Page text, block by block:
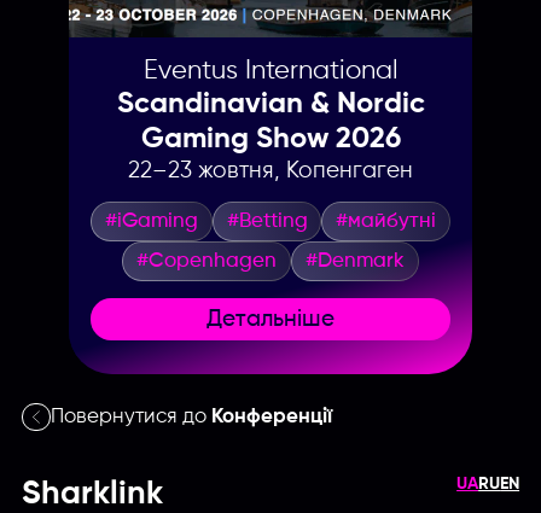
Eventus International
Scandinavian & Nordic
Gaming Show 2026
22–23 жовтня, Копенгаген
#iGaming #Betting
#майбутні
#Copenhagen
#Denmark
Детальніше
Повернутися до Конференції
Sharklink UARUEN